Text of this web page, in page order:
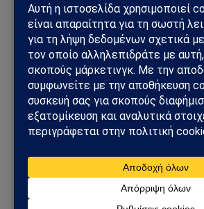
ΓΕΩΣΤΡΑΤΗΓΙΚΉ
Συμφωνία της Μέκκας: Τουρκία,
και Πακιστάν δημιουργούν νέο
Οι επιπτώσεις για την Ελλάδα
08/08/2026